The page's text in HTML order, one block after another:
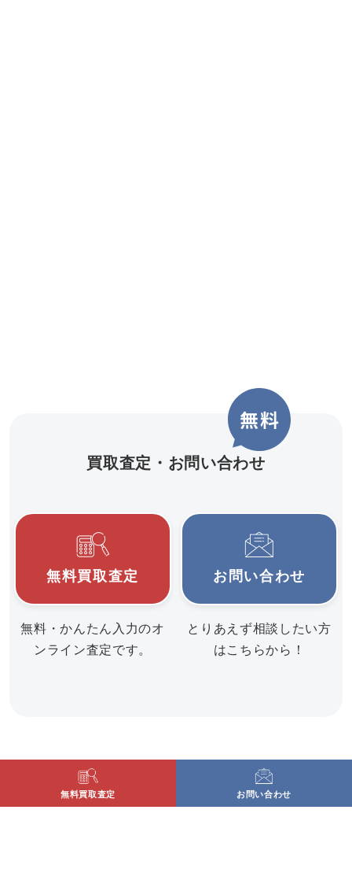
買取査定・お問い合わせ
無料買取査定
無料・かんたん入力のオ
ンライン査定です。
お問い合わせ
とりあえず相談したい方
はこちらから！
無料買取査定 お問い合わせ